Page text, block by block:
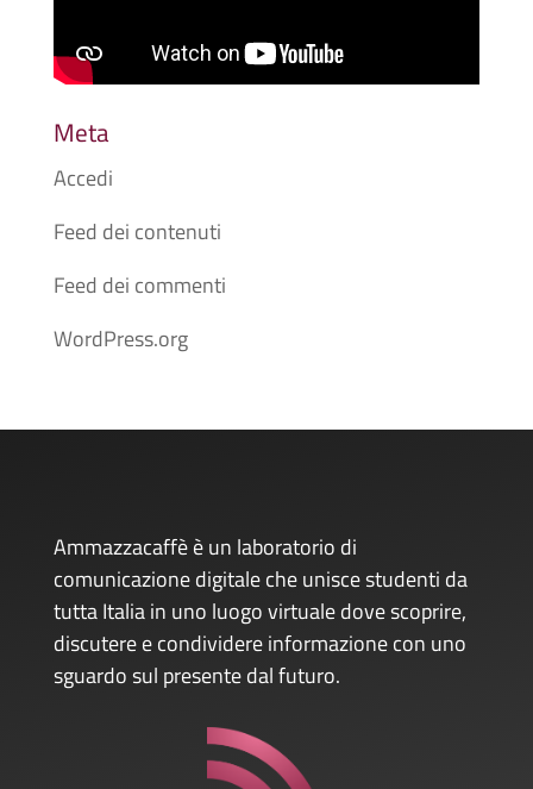
Meta
Accedi
Feed dei contenuti
Feed dei commenti
WordPress.org
Ammazzacaffè è un laboratorio di
comunicazione digitale che unisce studenti da
tutta Italia in uno luogo virtuale dove scoprire,
discutere e condividere informazione con uno
sguardo sul presente dal futuro.